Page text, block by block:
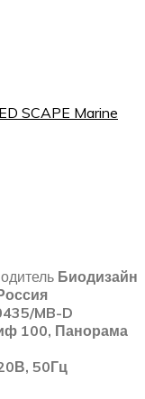
SCAPE Marine
Биодизайн
MB-D
100, Панорама
50Гц